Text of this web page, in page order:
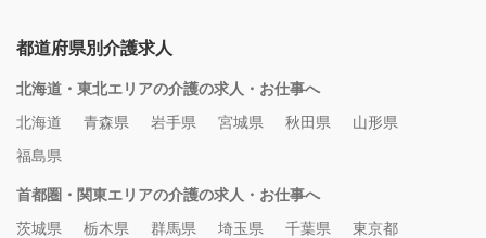
都道府県別介護求人
北海道・東北エリアの介護の求人・お仕事へ
北海道
青森県 岩手県 宮城県 秋田県
山形県
福島県
首都圏・関東エリアの介護の求人・お仕事へ
茨城県
栃木県 群馬県 埼玉県 千葉県
東京都